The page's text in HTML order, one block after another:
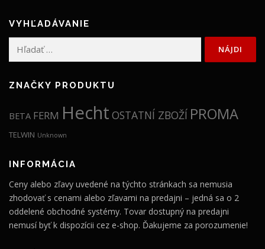
VYHĽADÁVANIE
Hľadať:
ZNAČKY PRODUKTU
BETA FERM Hecht OSTATNÍ ZBOŽÍ PROMA
TELWIN Unknown
INFORMÁCIA
Ceny alebo zľavy uvedené na týchto stránkach sa nemusia
zhodovať s cenami alebo zľavami na predajni – jedná sa o 2
oddelené obchodné systémy. Tovar dostupný na predajni
nemusí byť k dispozícii cez e-shop. Ďakujeme za porozumenie!